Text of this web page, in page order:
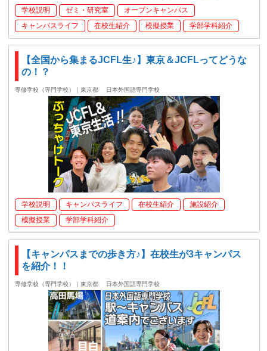
学校説明 ゼミ・研究室
オープンキャンパス
キャンパスライフ
在校生紹介 模擬授業 学部学科紹介
【全国から集まるJCFL生♪】東京＆JCFLってどうな
の！？
専修学校（専門学校）｜東京都 日本外国語専門学校
学校説明 キャンパスライフ 在校生紹介
施設紹介
模擬授業
学部学科紹介
【キャンパスまでの歩き方♪】在校生が3キャンパス
を紹介！！
専修学校（専門学校）｜東京都 日本外国語専門学校